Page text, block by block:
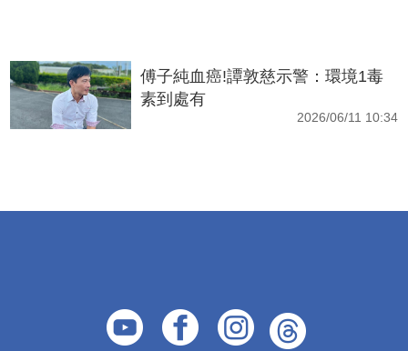
傅子純血癌!譚敦慈示警：環境1毒
素到處有
2026/06/11 10:34